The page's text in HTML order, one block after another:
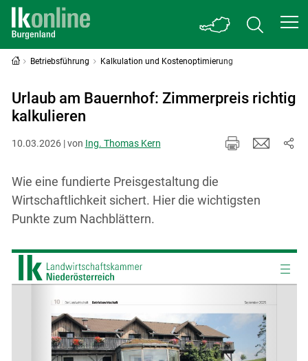
Betriebsführung Kalkulation und Kostenoptimierung
Urlaub am Bauernhof: Zimmerpreis richtig
kalkulieren
10.03.2026 | von Ing. Thomas Kern
Wie eine fundierte Preisgestaltung die
Wirtschaftlichkeit sichert. Hier die wichtigsten
Punkte zum Nachblättern.